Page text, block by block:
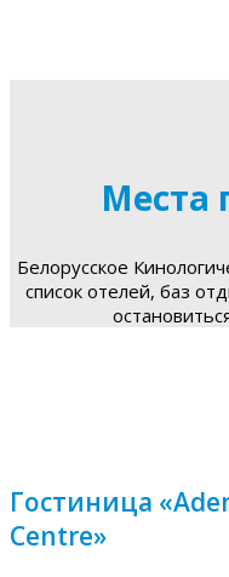
Места
Белорусское
список отелей, баз
Гостиница
Centre»